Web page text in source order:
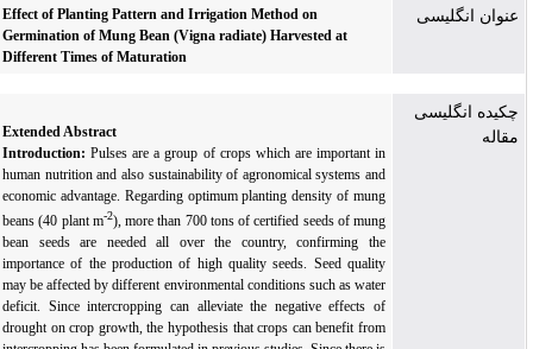
عنوان انگلیسی
Effect of Planting Pattern and Irrigation Method on
Germination of Mung Bean (Vigna radiate) Harvested at
Different Times of Maturation
چکیده انگلیسی
مقاله
Extended Abstract
Introduction:Pulses are a group of crops which are important in
human nutrition and also sustainability of agronomical systems and
economic advantage. Regarding optimum planting density of mung
beans (40 plant m-2 ), more than 700 tons of certified seeds of mung
bean seeds are needed all over the country, confirming the
importance of the production of high quality seeds. Seed quality
may be affected by different environmental conditions such as water
deficit. Since intercropping can alleviate the negative effects of
drought on crop growth, the hypothesis that crops can benefit from